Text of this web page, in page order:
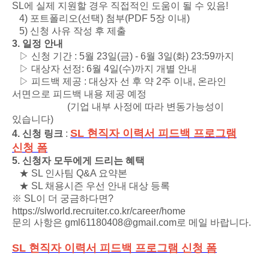
SL에 실제 지원할 경우 직접적인 도움이 될 수 있음!
4) 포트폴리오(선택) 첨부(PDF 5장 이내)
5) 신청 사유 작성 후 제출
3. 일정 안내
▷ 신청 기간 : 5월 23일(금) - 6월 3일(화) 23:59까지
▷ 대상자 선정: 6월 4일(수)까지 개별 안내
▷ 피드백 제공 : 대상자 선 후 약 2주 이내, 온라인
서면으로 피드백 내용 제공 예정
(기업 내부 사정에 따라 변동가능성이
있습니다)
4. 신청 링크 : SL 현직자 이력서 피드백 프로그램
신청 폼
5. 신청자 모두에게 드리는 혜택
★ SL 인사팀 Q&A 요약본
★ SL 채용시즌 우선 안내 대상 등록
※ SL이 더 궁금하다면?
https://slworld.recruiter.co.kr/career/home
문의 사항은 gml61180408@gmail.com로 메일 바랍니다.
SL 현직자 이력서 피드백 프로그램 신청 폼